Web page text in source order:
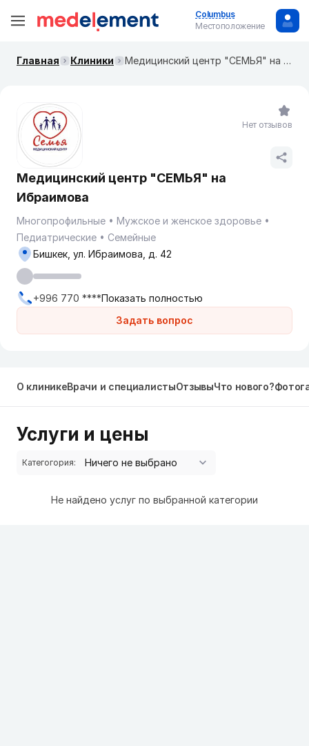
Columbus
Местоположение
Главная Клиники ​Медицинский центр "СЕМЬЯ" на Ибраимова
​Медицинский центр "СЕМЬЯ" на
Ибраимова
Многопрофильные
Мужское и женское здоровье
Педиатрические
Семейные
Задать вопрос
Бишкек, ​ул. Ибраимова, д. 42
+996 770 ****Показать полностью
Нет отзывов
О клиникеВрачи и специалистыОтзывыЧто нового?
Услуги и цены
Категогория:
Не найдено услуг по выбранной категории